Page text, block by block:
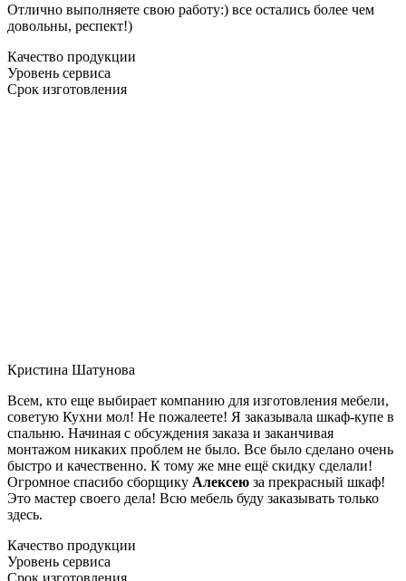
Отлично выполняете свою работу:) все остались более чем
довольны, респект!)
Качество продукции
Уровень сервиса
Срок изготовления
Кристина Шатунова
Всем, кто еще выбирает компанию для изготовления мебели,
советую Кухни мол! Не пожалеете! Я заказывала шкаф-купе в
спальню. Начиная с обсуждения заказа и заканчивая
монтажом никаких проблем не было. Все было сделано очень
быстро и качественно. К тому же мне ещё скидку сделали!
Огромное спасибо сборщику Алексею за прекрасный шкаф!
Это мастер своего дела! Всю мебель буду заказывать только
здесь.
Качество продукции
Уровень сервиса
Срок изготовления